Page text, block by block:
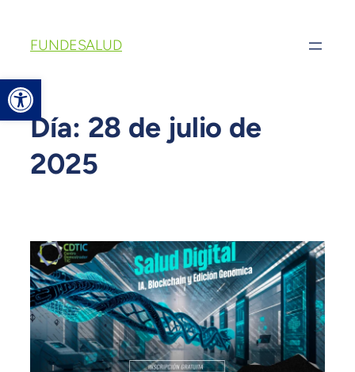
Abrir barra de herramientas
FUNDESALUD
Día: 28 de julio de
2025